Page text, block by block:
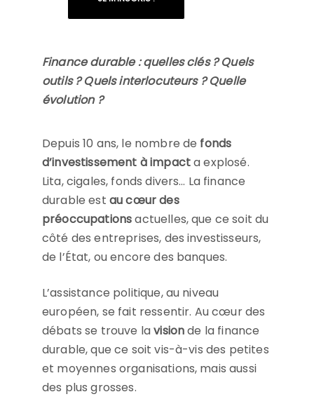
Finance durable : quelles clés ? Quels
outils ? Quels interlocuteurs ? Quelle
évolution ?
Depuis 10 ans, le nombre de fonds
d’investissement à impacta explosé.
Lita, cigales, fonds divers… La finance
durable est au cœur des
préoccupationsactuelles, que ce soit du
côté des entreprises, des investisseurs,
de l’État, ou encore des banques.
L’assistance politique, au niveau
européen, se fait ressentir. Au cœur des
débats se trouve lavisionde la finance
durable, que ce soit vis-à-vis des petites
et moyennes organisations, mais aussi
des plus grosses.